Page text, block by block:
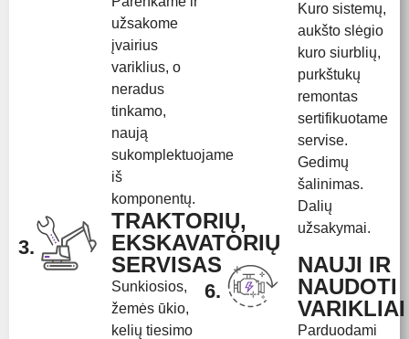
užsakome
įvairius
variklius, o
neradus
tinkamo,
naują
sukomplektuojame
iš
komponentų.
3.
TRAKTORIŲ,
EKSKAVATORIŲ
SERVISAS
Sunkiosios,
žemės ūkio,
kelių tiesimo
Kuro sistemų,
aukšto slėgio
kuro siurblių,
purkštukų
remontas
sertifikuotame
servise.
Gedimų
šalinimas.
Dalių
užsakymai.
6.
NAUJI IR
NAUDOTI
VARIKLIAI
Parduodami